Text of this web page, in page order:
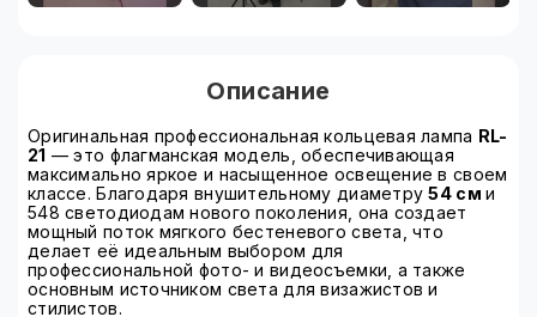
Описание
Оригинальная профессиональная кольцевая лампа RL-
21 — это флагманская модель, обеспечивающая
максимально яркое и насыщенное освещение в своем
классе. Благодаря внушительному диаметру54 сми
548 светодиодам нового поколения, она создает
мощный поток мягкого бестеневого света, что
делает её идеальным выбором для
профессиональной фото- и видеосъемки, а также
основным источником света для визажистов и
стилистов.